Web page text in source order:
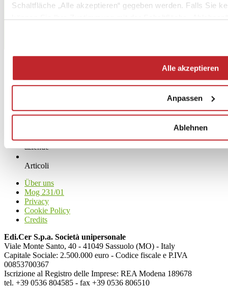
Schaltfläche „Alle akzeptieren“ gegeben werden. Falls Sie
können Sie Ihre Zustimmung mit der Schaltfläche
Alle akzeptieren
Anpassen
Ablehnen
Fax 0536934250
News
aziende
Articoli
Über uns
Mog 231/01
Privacy
Cookie Policy
Credits
Edi.Cer S.p.a. Società unipersonale
Viale Monte Santo, 40 - 41049 Sassuolo (MO) - Italy
Capitale Sociale: 2.500.000 euro - Codice fiscale e P.IVA
00853700367
Iscrizione al Registro delle Imprese: REA Modena 189678
tel. +39 0536 804585 - fax +39 0536 806510